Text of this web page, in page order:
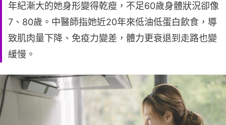
年紀漸大的她身形變得乾瘦，不足60歲身體狀況卻像
7、80歲。中醫師指她近20年來低油低蛋白飲食，導
致肌肉量下降、免疫力變差，體力更衰退到走路也變
緩慢。